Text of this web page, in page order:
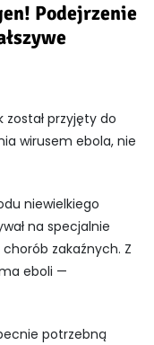
Podejrzenie
przyjęty do
wirusem ebola, nie
niewielkiego
na specjalnie
zakaźnych. Z
eboli —
potrzebną